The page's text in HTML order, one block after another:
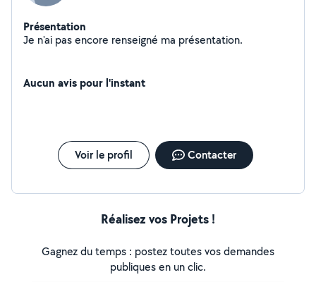
Présentation
Je n'ai pas encore renseigné ma présentation.
Aucun avis pour l'instant
Voir le profil Contacter
Réalisez vos Projets !
Gagnez du temps : postez toutes vos demandes
publiques en un clic.